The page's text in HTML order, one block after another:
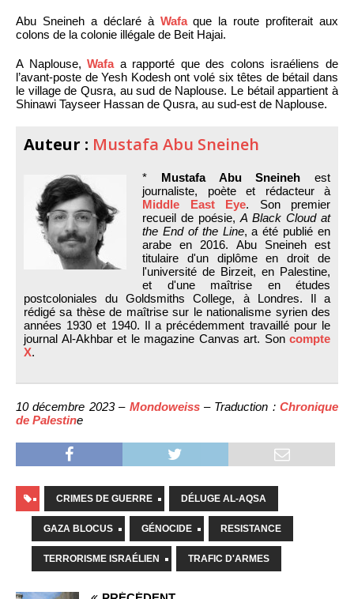
Abu Sneineh a déclaré à Wafaque la route profiterait aux
colons de la colonie illégale de Beit Hajai.
A Naplouse,Wafaa rapporté que des colons israéliens de
l’avant-poste de Yesh Kodesh ont volé six têtes de bétail dans
le village de Qusra, au sud de Naplouse. Le bétail appartient à
Shinawi Tayseer Hassan de Qusra, au sud-est de Naplouse.
Auteur : Mustafa Abu Sneineh
* Mustafa Abu Sneineh est
journaliste, poète et rédacteur à
Middle East Eye. Son premier
recueil de poésie,A Black Cloud at
the End of the Line, a été publié en
arabe en 2016. Abu Sneineh est
titulaire d'un diplôme en droit de
l'université de Birzeit, en Palestine,
et d'une maîtrise en études
postcoloniales du Goldsmiths College, à Londres. Il a
rédigé sa thèse de maîtrise sur le nationalisme syrien des
années 1930 et 1940. Il a précédemment travaillé pour le
journal Al-Akhbar et le magazine Canvas art. Son compte
X.
10 décembre 2023 – Mondoweiss– Traduction : Chronique
de Palestine
CRIMES DE GUERRE DÉLUGE AL-AQSA
GAZA BLOCUS GÉNOCIDE RESISTANCE
TERRORISME ISRAÉLIEN TRAFIC D'ARMES